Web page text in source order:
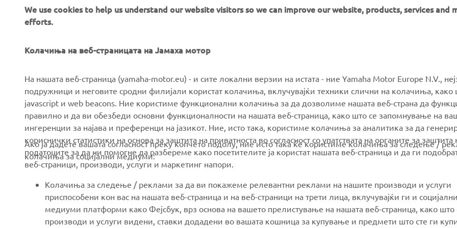
CORPORATE
About us
News
Events
Press
Working at Yamaha
Become a Dealer
FOR BUSINESS
eBike systems
Authorities & Police
Golfcourses
First responders
Robotics
Partnerships
MORE YAMAHA
MyYamaha
Yamaha Racing
Yamaha Motor Global
SUPPORT
Parts Catalogue
Book Maintenance
Dealer locator
Management of Waste
We use cookies to help us understand our website visitors so we can improve our website, products, services and
efforts.
Колачиња на веб-страницата на Јамаха мотор
На нашата веб-страница (yamaha-motor.eu) - и сите локални верзии на истата - ние Yamaha Motor Europe N.V.,
подружници и неговите сродни филијали користат колачиња, вклучувајќи техники слични на колачиња, како
javascript и web beacons. Ние користиме функционални колачиња за да дозволиме нашата веб-страна да
правилно и да ви обезбеди основни функционалности на нашата веб-страница, како што се запомнување на
ингеренции за најава и преференци на јазикот. Ние, исто така, користиме колачиња за аналитика за да
кориснички статистики на основа за заштита на приватноста во согласност со упатствата на органите за заштита
податоците за да ни помогне да разбереме како посетителите ја користат нашата веб-страница и да ги
веб-страници, производи, услуги и маркетинг напори.
Ако ја дадете вашата согласност преку копчето подолу, ние исто така ќе користиме колачиња за следење /
колачиња за социјални медиуми:
Колачиња за следење / реклами за да ви покажеме релевантни реклами на нашите производи и услуги
приспособени кон вас на нашата веб-страница и на веб-страници на трети лица, вклучувајќи ги и
медиуми платформи како Фејсбук, врз основа на вашето прелистување на нашата веб-страница, како што
производи и услуги видени, ставки додадени во вашата кошница за купување и предмети што сте ги